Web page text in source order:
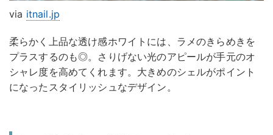
via itnail.jp
柔らかく上品な透け感ホワイトには、ラメのきらめきを
プラスするのも◎。さりげない光のアピールが手元のオ
シャレ度を高めてくれます。大きめのシェルがポイント
になったスタイリッシュなデザイン。